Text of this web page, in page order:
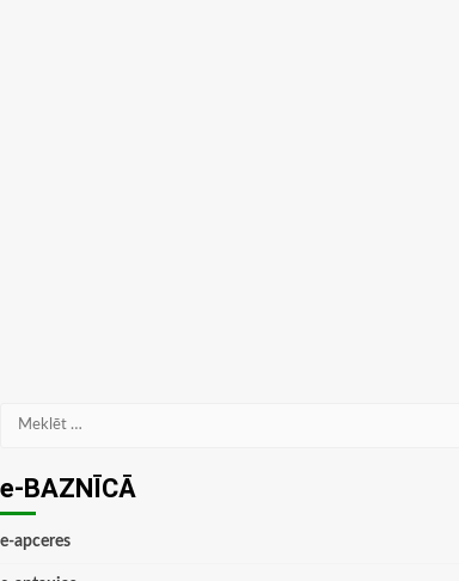
Meklēt:
e-BAZNĪCĀ
e-apceres